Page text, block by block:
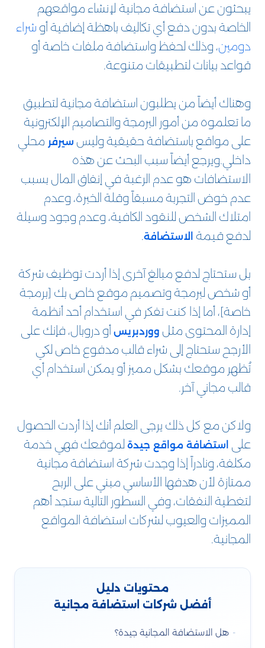
يبحثون عن استضافة مجانية لإنشاء مواقعهم
الخاصة بدون دفع أي تكاليف باهظة إضافية أو شراء
دومين، وذلك لحفظ واستضافة ملفات خاصة أو
قواعد بيانات لتطبيقات متنوعة.
وهناك أيضاً من يطلبون استضافة مجانية لتطبيق
ما تعلموه من أمور البرمجة والتصاميم الإلكترونية
على مواقع باستضافة حقيقية وليس سيرفر محلي
داخلي.ويرجع أيضاً سبب البحث عن هذه
الاستضافات هو عدم الرغبة في إنفاق المال بسبب
عدم خوض التجربة مسبقاً وقلة الخبرة، وعدم
امتلاك الشخص للنقود الكافية، وعدم وجود وسيلة
لدفع قيمة الاستضافة.
بل ستحتاج لدفع مبالغ آخرى إذا أردت توظيف شركة
أو شخص لبرمجة وتصميم موقع خاص بك [برمجة
خاصة]، أما إذا كنت تفكر في استخدام أحد أنظمة
إدارة المحتوى مثل ووردبريس أو دروبال، فإنك على
الأرجح ستحتاج إلى شراء قالب مدفوع خاص لكي
تُظهر موقعك بشكل مميز أو يمكن استخدام أي
قالب مجاني آخر.
ولاكن مع كل ذلك يرجى العلم أنك إذا أردت الحصول
على استضافة مواقع جيدة لموقعك فهي خدمة
مكلفة، ونادراً إذا وجدت شركة استضافة مجانية
ممتازة لأن هدفها الأساسي مبني على الربح
لتغطية النفقات، وفي السطور التالية ستجد أهم
المميزات والعيوب لشركات استضافة المواقع
المجانية.
محتويات دليل
أفضل شركات استضافة مجانية
هل الاستضافة المجانية جيدة؟